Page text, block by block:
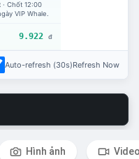
Chốt 12:00
VIP Whale.
9.922 đ
Auto-refresh (30s)Refresh Now
Hình ảnh